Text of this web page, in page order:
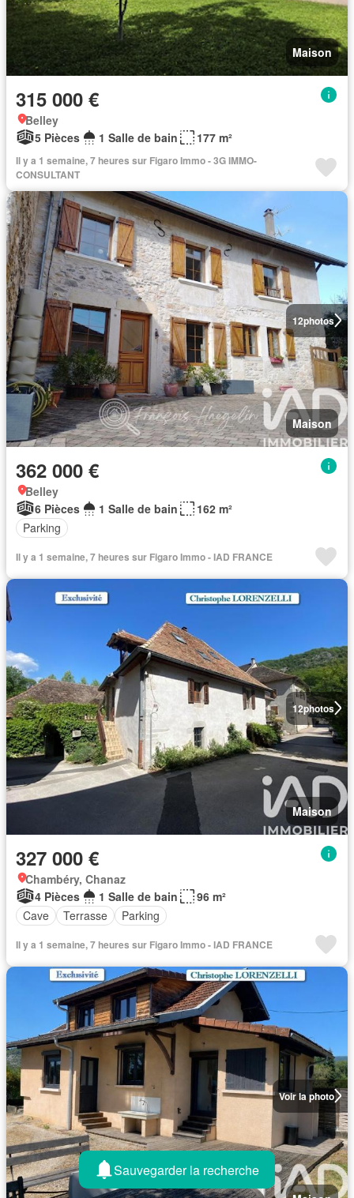
Maison
315 000 €
Belley
5 Pièces
1 Salle de bain 177 m²
Il y a 1 semaine, 7 heures sur Figaro Immo - 3G IMMO-
CONSULTANT
12photos
Maison
362 000 €
Belley
6 Pièces
1 Salle de bain
162 m²
Parking
Il y a 1 semaine, 7 heures sur Figaro Immo - IAD FRANCE
12photos
Maison
327 000 €
Chambéry, Chanaz
4 Pièces
1 Salle de bain
96 m²
Cave
Terrasse Parking
Il y a 1 semaine, 7 heures sur Figaro Immo - IAD FRANCE
Voir la photo
Sauvegarder la recherche